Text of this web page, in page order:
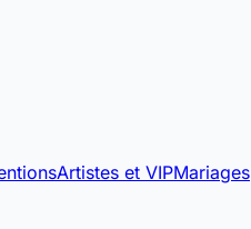
Artistes et VIPMariages